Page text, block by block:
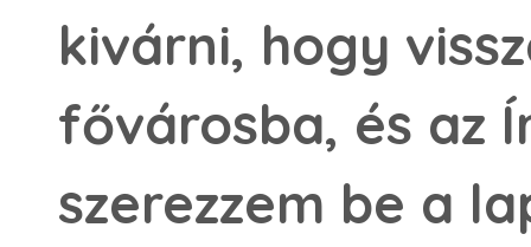
kivárni, hogy
fővárosba, és az
szerezzem be a